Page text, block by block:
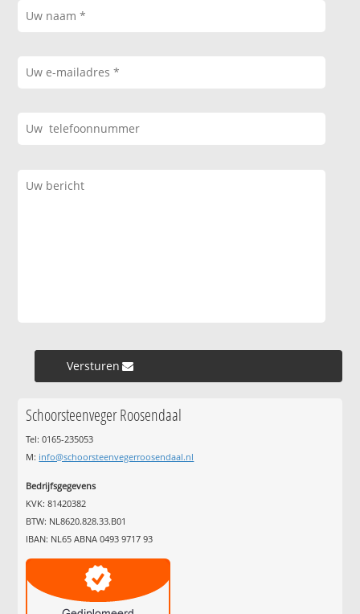
Versturen »
Schoorsteenveger Roosendaal
Tel: 0165-235053
M: info@schoorsteenvegerroosendaal.nl
Bedrijfsgegevens
KVK: 81420382
BTW: NL8620.828.33.B01
IBAN: NL65 ABNA 0493 9717 93